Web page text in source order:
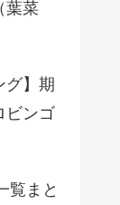
葉菜
グ】期
ビンゴ
覧まと